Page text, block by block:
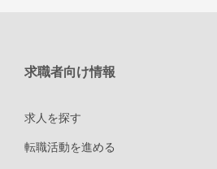
求職者向け情報
求人を探す
転職活動を進める